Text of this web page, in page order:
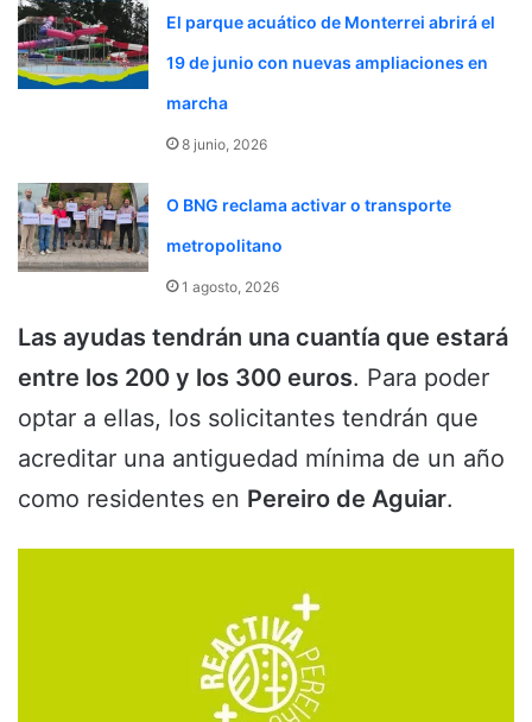
El parque acuático de Monterrei abrirá el
19 de junio con nuevas ampliaciones en
marcha
8 junio, 2026
O BNG reclama activar o transporte
metropolitano
1 agosto, 2026
Las ayudas tendrán una cuantía que estará
entre los 200 y los 300 euros. Para poder
optar a ellas, los solicitantes tendrán que
acreditar una antiguedad mínima de un año
como residentes en Pereiro de Aguiar.